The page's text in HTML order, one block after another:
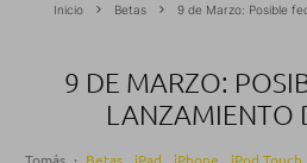
Inicio Betas 9 de Marzo: Posible
9 DE MARZO:
LANZAMIENTO
Tomás · Betas iPad iPhone iPod Touch